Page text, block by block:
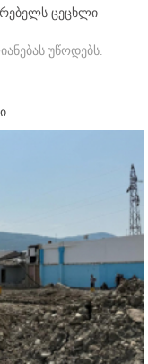
ცეცხლი
უწოდებს.